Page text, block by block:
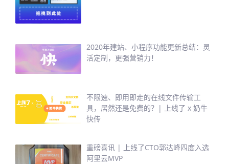
2020年建站、小程序功能更新总结：灵
活定制，更强营销力！
不限速、即用即走的在线文件传输工
具，居然还是免费的？| 上线了 x 奶牛
快传
重磅喜讯 | 上线了CTO郭达峰四度入选
阿里云MVP